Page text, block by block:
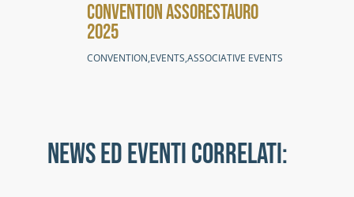
CONVENTION ASSORESTAURO
2025
CONVENTION,EVENTS,ASSOCIATIVE EVENTS
NEWS ED EVENTI CORRELATI: